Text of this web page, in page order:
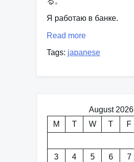
Я работаю в банке.
Read more
Tags: japanese
August 2026
M
T W T F
3
4 5 6 7